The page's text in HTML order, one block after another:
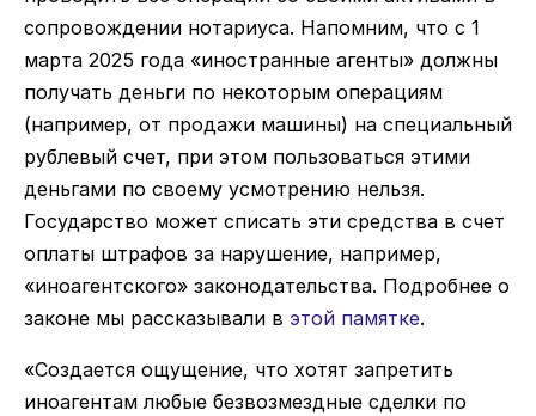
сопровождении нотариуса. Напомним, что с 1
марта 2025 года «иностранные агенты» должны
получать деньги по некоторым операциям
(например, от продажи машины) на специальный
рублевый счет, при этом пользоваться этими
деньгами по своему усмотрению нельзя.
Государство может списать эти средства в счет
оплаты штрафов за нарушение, например,
«иноагентского» законодательства. Подробнее о
законе мы рассказывали в этой памятке.
«Создается ощущение, что хотят запретить
иноагентам любые безвозмездные сделки по